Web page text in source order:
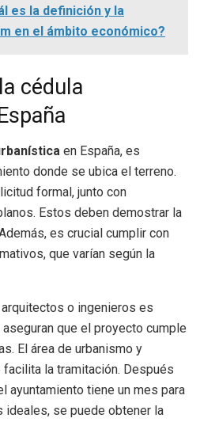
es la definición y la
en el ámbito económico?
cédula
en España, es
donde se ubica el terreno.
formal, junto con
Estos deben demostrar la
es crucial cumplir con
que varían según la
o ingenieros es
que el proyecto cumple
El área de urbanismo y
la tramitación. Después
ayuntamiento tiene un mes para
ideales, se puede obtener la